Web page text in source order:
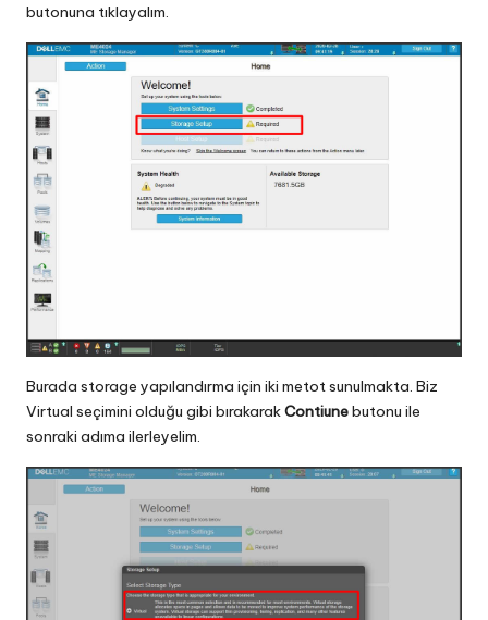
butonuna tıklayalım.
Burada storage yapılandırma için iki metot sunulmakta. Biz
Virtual seçimini olduğu gibi bırakarakContiunebutonu ile
sonraki adıma ilerleyelim.